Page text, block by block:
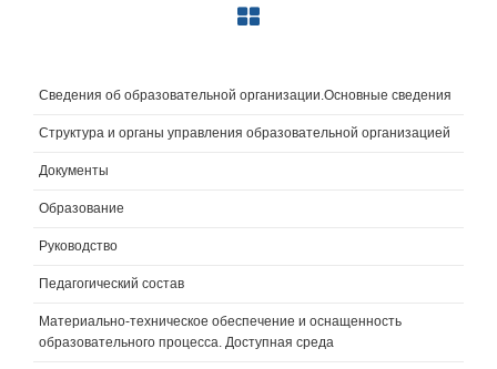
Сведения об образовательной организации.Основные сведения
Структура и органы управления образовательной организацией
Документы
Образование
Руководство
Педагогический состав
Материально-техническое обеспечение и оснащенность
образовательного процесса. Доступная среда